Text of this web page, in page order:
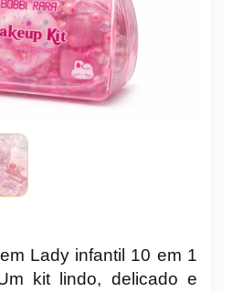
Lady infantil 10 em 1
kit lindo, delicado e